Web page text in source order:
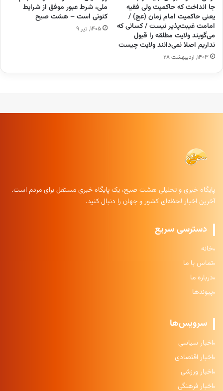
جا انداخت که حاکمیت ولی فقیه
یعنی حاکمیت امام زمان (عج) /
امامت غیبت‌پذیر نیست / کسانی که
می‌گویند ولایت مطلقه را قبول
نداریم اصلا نمی‌دانند ولایت چیست
۱۴۰۳, اردیبهشت ۲۸
ملی، شرط عبور موفق از شرایط
کنونی است – هشت صبح
۱۴۰۵, تیر ۹
پایگاه خبری و تحلیلی هشت صبح، یک پایگاه خبری مستقل برای مردم است.
آخرین اخبار لحظه‌ای کشور و جهان را دنبال کنید.
دسترسی سریع
خانه
تماس با ما
درباره ما
پیوندها
سرویس‌ها
اخبار سیاسی
اخبار اقتصادی
اخبار ورزشی
اخبار فرهنگی